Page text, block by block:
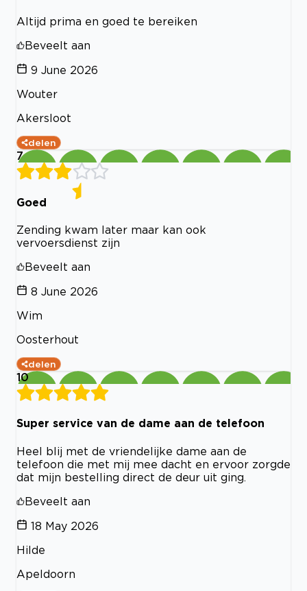
Altijd prima en goed te bereiken
Beveelt aan
9 June 2026
Wouter
Akersloot
delen
7
Goed
Zending kwam later maar kan ook
vervoersdienst zijn
Beveelt aan
8 June 2026
Wim
Oosterhout
delen
10
Super service van de dame aan de telefoon
Heel blij met de vriendelijke dame aan de
telefoon die met mij mee dacht en ervoor zorgde
dat mijn bestelling direct de deur uit ging.
Beveelt aan
18 May 2026
Hilde
Apeldoorn